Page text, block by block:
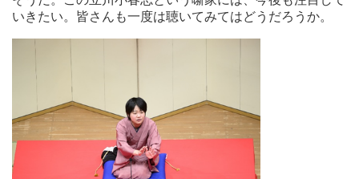
いきたい。皆さんも一度は聴いてみてはどうだろうか。